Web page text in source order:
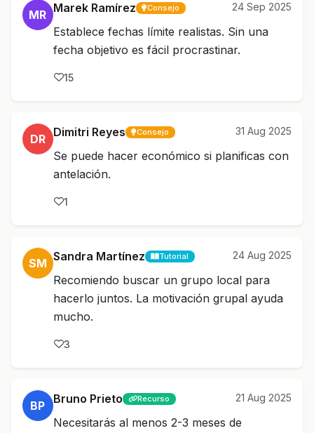
MR Marek Ramírez Consejo 24 Sep 2025
Establece fechas límite realistas. Sin una
fecha objetivo es fácil procrastinar.
15
DR Dimitri Reyes Consejo 31 Aug 2025
Se puede hacer económico si planificas con
antelación.
1
SM Sandra Martínez Tutorial 24 Aug 2025
Recomiendo buscar un grupo local para
hacerlo juntos. La motivación grupal ayuda
mucho.
3
BP Bruno Prieto Recurso 21 Aug 2025
Necesitarás al menos 2-3 meses de